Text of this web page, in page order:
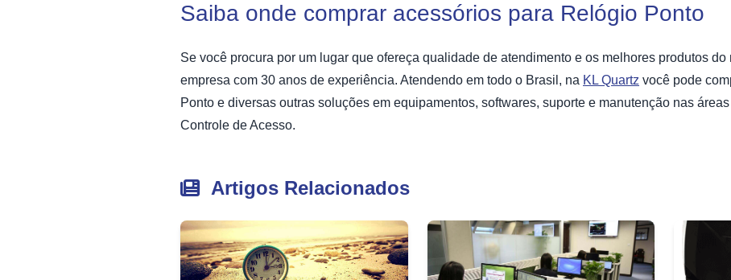
Saiba onde comprar acessórios para Relógio Ponto
Se você procura por um lugar que ofereça qualidade de atendimento e os melhores produtos do
empresa com 30 anos de experiência. Atendendo em todo o Brasil, na KL Quartz você pode
Ponto e diversas outras soluções em equipamentos, softwares, suporte e manutenção nas
Controle de Acesso.
Artigos Relacionados